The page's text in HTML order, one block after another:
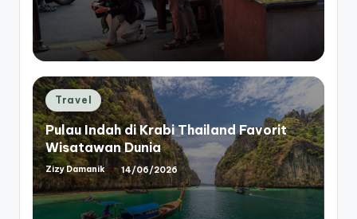
Posted
in
Travel
Pulau Indah di Krabi Thailand Favorit
Wisatawan Dunia
Posted
by
Zizy Damanik 14/06/2026